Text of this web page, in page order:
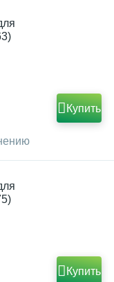
Купить
Купить